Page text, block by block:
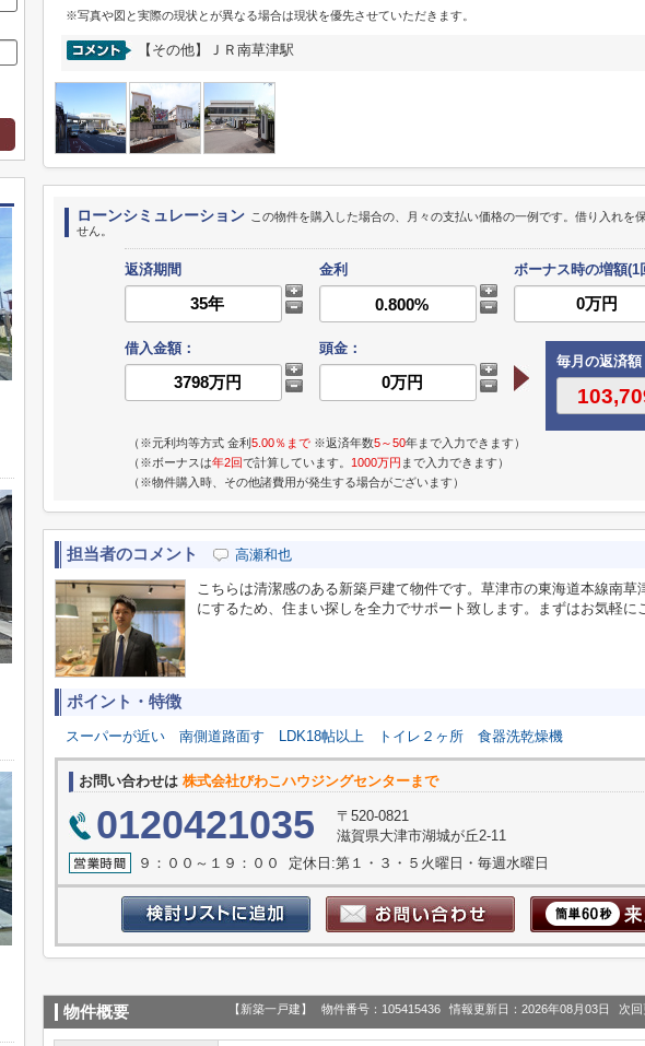
※写真や図と実際の現状とが異なる場合は現状を優先させていただきます。
【その他】ＪＲ南草津駅
ローンシミュレーション この物件を購入した場合の、月々の支払い価格の一例です。借り入れを
せん。
返済期間 金利 ボーナス時の増額(1
借入金額：
頭金：
毎月の返済額
（※元利均等方式 金利5.00％まで ※返済年数5～50年まで入力できます）
（※ボーナスは年2回で計算しています。 1000万円 まで入力できます）
（※物件購入時、その他諸費用が発生する場合がございます）
担当者のコメント 高瀬和也
こちらは清潔感のある新築戸建て物件です。草津市の東海道本線南草
にするため、住まい探しを全力でサポート致します。まずはお気軽に
ポイント・特徴
スーパーが近い 南側道路面す LDK18帖以上 トイレ２ヶ所 食器洗乾燥機
お問い合わせは 株式会社びわこハウジングセンターまで
0120421035
〒520-0821
滋賀県大津市湖城が丘2-11
９：００～１９：００ 定休日:第１・３・５火曜日・毎週水曜日
物件概要 【新築一戸建】 物件番号：105415436 情報更新日：2026年08月03日 次回